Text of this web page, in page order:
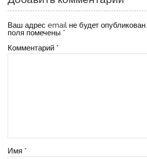
Ваш адрес email не будет опубликован.
поля помечены *
Комментарий *
Имя *